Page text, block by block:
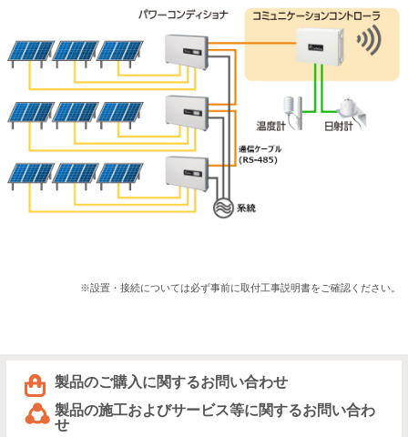
※設置・接続については必ず事前に取付工事説明書をご確認ください。
製品のご購入に関するお問い合わせ
製品の施工およびサービス等に関するお問い合わ
せ